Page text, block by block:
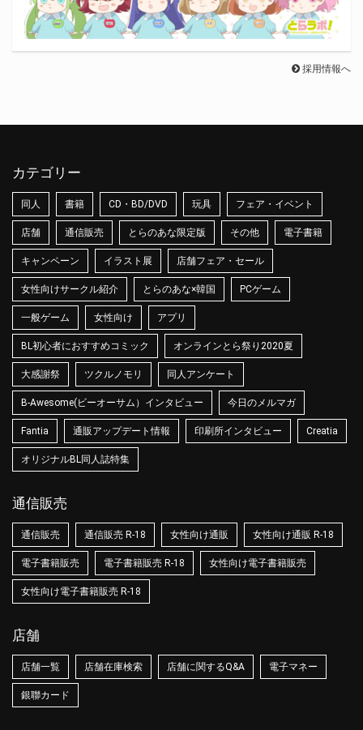
採用情報へ
カテゴリー
同人 書籍 CD・BD/DVD 玩具 フェア・イベント
店舗 通信販売 とらのあな限定版 その他 電子書籍
キャンペーン イラスト展 店舗フェア・セール
女性向けサークル紹介 とらのあな×韓国 PCゲーム
一般ゲーム 女性向け アプリ
BL初心者におすすめコミック オンラインとら祭り2020夏
大感謝祭 ツクルノモリ 同人アンケート
B-Awesome(ビーオーサム）インタビュー 今日のメルマガ
Fantia 通販アップデート情報 印刷所インタビュー Creatia
オリジナルBL同人誌特集
通信販売
通信販売 通信販売 R-18 女性向け通販 女性向け通販 R-18
電子書籍販売 電子書籍販売 R-18 女性向け電子書籍販売
女性向け電子書籍販売 R-18
店舗
店舗一覧 店舗在庫検索 店舗に関するQ&A 電子マネー
銀聯カード